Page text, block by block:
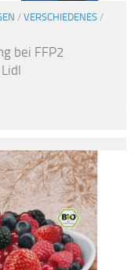
/ VERSCHIEDENES /
bei FFP2